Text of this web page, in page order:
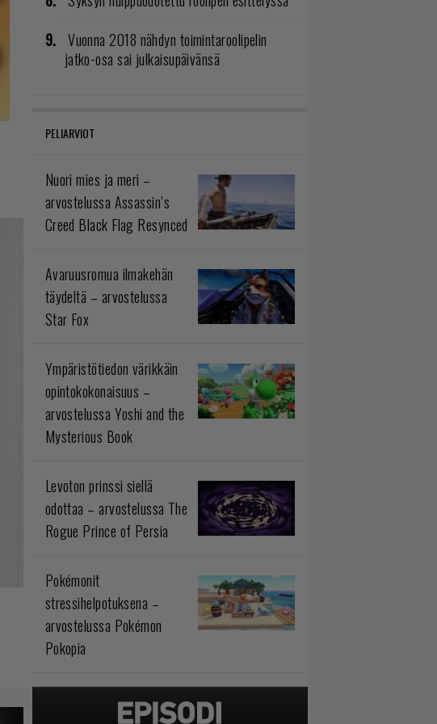
Vuonna 2018 nähdyn toimintaroolipelin
jatko-osa sai julkaisupäivänsä
PELIARVIOT
Nuori mies ja meri –
arvostelussa Assassin’s
Creed Black Flag Resynced
Avaruusromua ilmakehän
täydeltä – arvostelussa
Star Fox
Ympäristötiedon värikkäin
opintokokonaisuus –
arvostelussa Yoshi and the
Mysterious Book
Levoton prinssi siellä
odottaa – arvostelussa The
Rogue Prince of Persia
Pokémonit
stressihelpotuksena –
arvostelussa Pokémon
Pokopia